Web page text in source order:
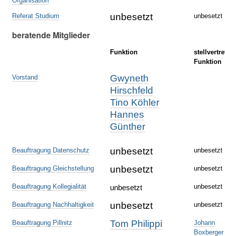
Referat Studium unbesetzt unbesetzt
beratende Mitglieder
Funktion
Funktion
Vorstand
Gwyneth
Hirschfeld
Tino Köhler
Hannes
Günther
Beauftragung Datenschutz unbesetzt unbesetzt
Beauftragung Gleichstellung unbesetzt unbesetzt
Beauftragung Kollegialität unbesetzt unbesetzt
Beauftragung Nachhaltigkeit unbesetzt unbesetzt
Beauftragung Pillnitz Tom Philippi
Johann
Boxberger